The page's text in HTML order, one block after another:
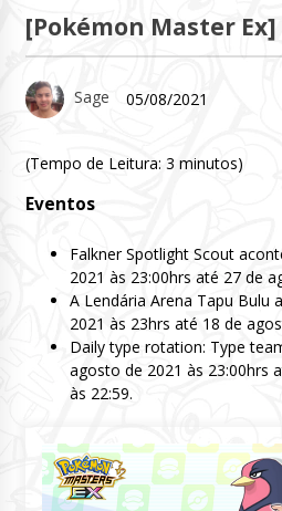
[Pokémon Master
Sage 05/08/2021
(Tempo de Leitura: 3 minutos)
Eventos
Falkner Spotlight Scout
2021 às 23:00hrs até 27 de
A Lendária Arena Tapu Bulu
2021 às 23hrs até 18 de
Daily type rotation: Type
agosto de 2021 às 23:00hrs
às 22:59.